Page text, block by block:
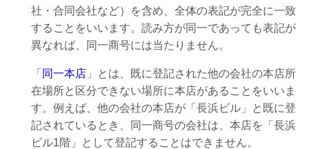
社・合同会社など）を含め、全体の表記が完全に一致
することをいいます。読み方が同一であっても表記が
異なれば、同一商号には当たりません。
「 同一本店 」とは、既に登記された他の会社の本店所
在場所と区分できない場所に本店があることをいいま
す。例えば、他の会社の本店が「長浜ビル」と既に登
記されているとき、同一商号の会社は、本店を「長浜
ビル1階」として登記することはできません。